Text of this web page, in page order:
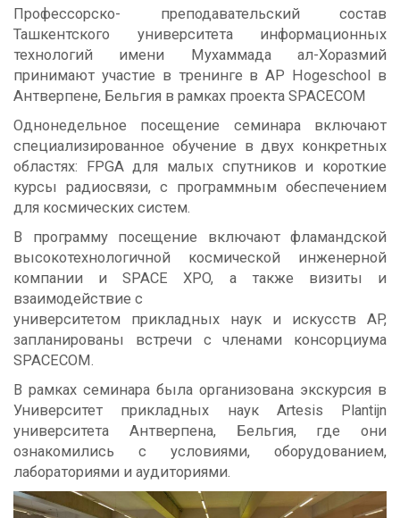
Профессорcко- преподавательский состав
Ташкентского университета информационных
технологий имени Мухаммада ал-Хоразмий
принимают участие в тренинге в AP Hogeschool в
Антверпене, Бельгия в рамках проекта SPACECOM
Однонедельное посещение семинара включают
специализированное обучение в двух конкретных
областях: FPGA для малых спутников и короткие
курсы радиосвязи, с программным обеспечением
для космических систем.
В программу посещение включают фламандской
высокотехнологичной космической инженерной
компании и SPACE XPO, а также визиты и
взаимодействие с
университетом прикладных наук и искусств AP,
запланированы встречи с членами консорциума
SPACECOM.
В рамках семинара была организована экскурсия в
Университет прикладных наук Artesis Plantijn
университета Антверпена, Бельгия, где они
ознакомились с условиями, оборудованием,
лабораториями и аудиториями.